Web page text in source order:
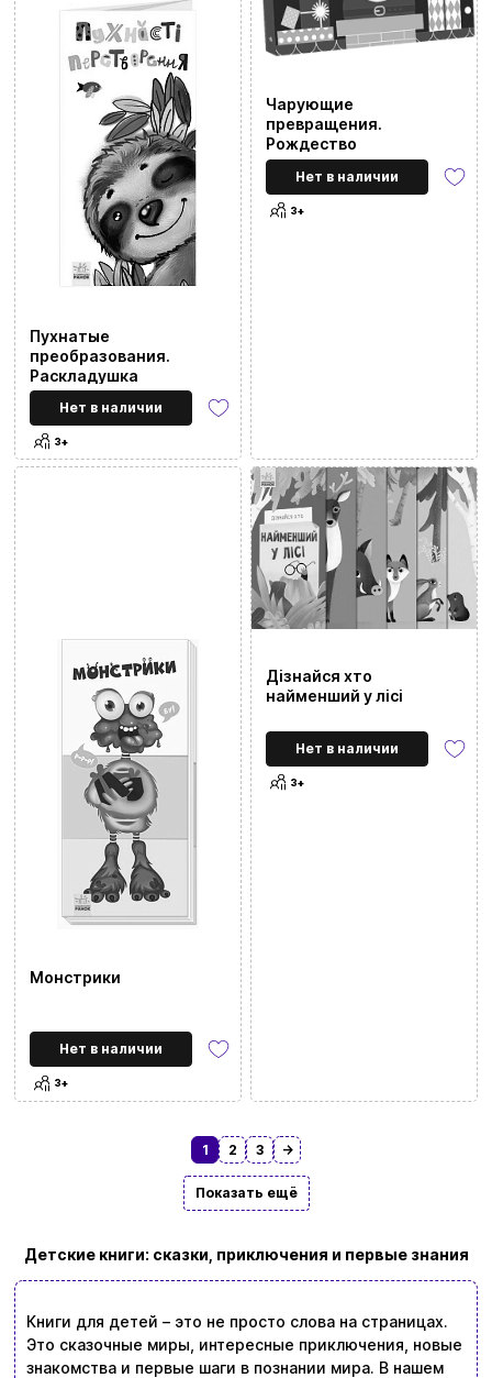
Пухнатые
преобразования.
Раскладушка
Нет в наличии
3+
Чарующие
превращения.
Рождество
Нет в наличии
3+
Монстрики
Нет в наличии
3+
Дізнайся хто
найменший у лісі
Нет в наличии
3+
1 2 3 →
Показать ещё
Детские книги: сказки, приключения и первые знания
Книги для детей – это не просто слова на страницах.
Это сказочные миры, интересные приключения, новые
знакомства и первые шаги в познании мира. В нашем